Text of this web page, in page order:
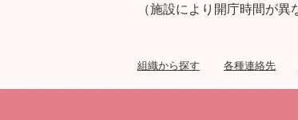
（施設により開庁時間が
組織から探す 各種連絡先